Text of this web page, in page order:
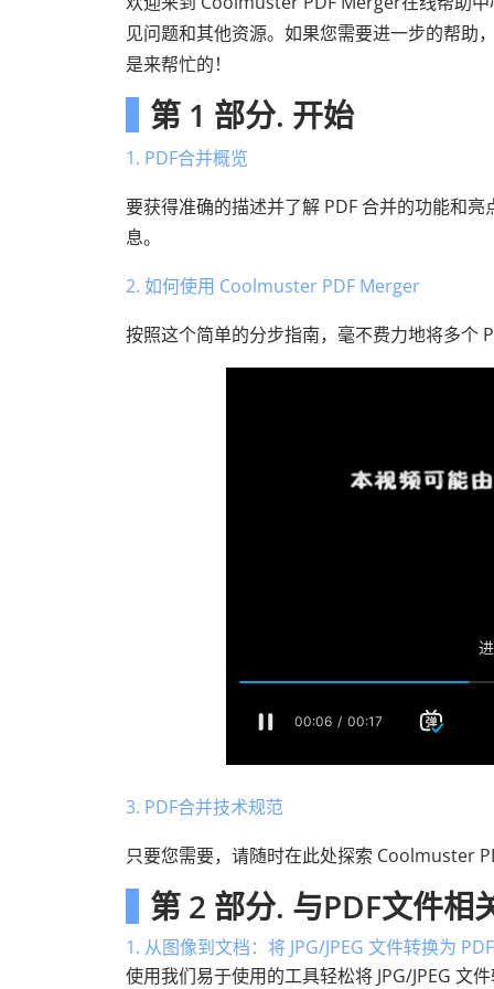
见问题和其他资源。如果您需要进一步的帮
是来帮忙的！
第 1 部分. 开始
1. PDF合并概览
要获得准确的描述并了解 PDF 合并的功能和
息。
2. 如何使用 Coolmuster PDF Merger
按照这个简单的分步指南，毫不费力地将多个
3. PDF合并技术规范
只要您需要，请随时在此处探索 Coolmuster
第 2 部分. 与PDF文件相
1. 从图像到文档：将 JPG/JPEG 文件转换为
使用我们易于使用的工具轻松将 JPG/JPEG 文